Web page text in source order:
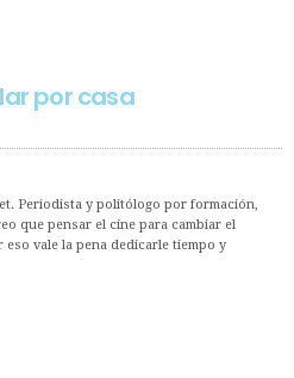
por casa
Periodista y politólogo por formación,
que pensar el cine para cambiar el
vale la pena dedicarle tiempo y